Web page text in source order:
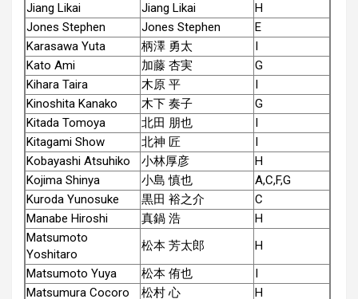
Jiang Likai
Jiang Likai
H
Jones Stephen
Jones Stephen
E
Karasawa Yuta
柄澤 勇太
Kato Ami
加藤 杏実
G
Kihara Taira
木原 平
Kinoshita Kanako
木下 奏子
G
Kitada Tomoya
北田 朋也
Kitagami Show
北神 匠
Kobayashi Atsuhiko
小林厚彦
H
Kojima Shinya
小島 慎也
A,C,F,G
Kuroda Yunosuke
黒田 裕之介
C
Manabe Hiroshi
真鍋 浩
H
Matsumoto
Yoshitaro
松本 芳太郎
H
Matsumoto Yuya
松本 侑也
Matsumura Cocoro
松村 心
H